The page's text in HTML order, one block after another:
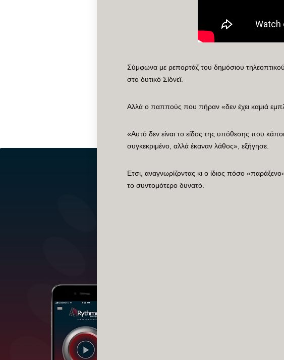
Σύμφωνα με ρεπορτάζ του δημόσιου
στο δυτικό Σίδνεϊ.
Αλλά ο παππούς που πήραν «δεν έχει καμιά
«Αυτό δεν είναι το είδος της υπόθεσης που
συγκεκριμένο, αλλά έκαναν λάθος», εξήγησε.
Ετσι, αναγνωρίζοντας κι ο ίδιος πόσο
το συντομότερο δυνατό.